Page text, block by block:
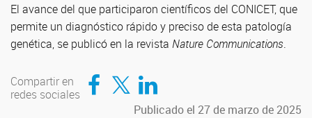
El avance del que participaron científicos del CONICET, que
permite un diagnóstico rápido y preciso de esta patología
genética, se publicó en la revista Nature Communications.
Compartir en
redes sociales
Compartir en Facebook
Compartir en TwitterCompartir en LinkedIn
Publicado el 27 de marzo de 2025